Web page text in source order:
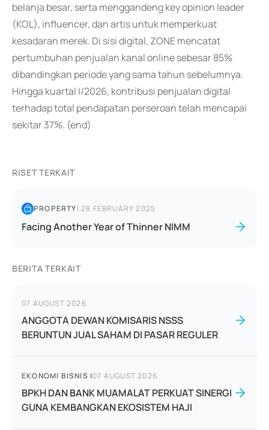
belanja besar, serta menggandeng key opinion leader
(KOL), influencer, dan artis untuk memperkuat
kesadaran merek. Di sisi digital, ZONE mencatat
pertumbuhan penjualan kanal online sebesar 85%
dibandingkan periode yang sama tahun sebelumnya.
Hingga kuartal I/2026, kontribusi penjualan digital
terhadap total pendapatan perseroan telah mencapai
sekitar 37%. (end)
RISET TERKAIT
PROPERTY|28 FEBRUARY 2025
Facing Another Year of Thinner NIMM
BERITA TERKAIT
07 AUGUST 2026
ANGGOTA DEWAN KOMISARIS NSSS
BERUNTUN JUAL SAHAM DI PASAR REGULER
EKONOMI BISNIS |07 AUGUST 2026
BPKH DAN BANK MUAMALAT PERKUAT SINERGI
GUNA KEMBANGKAN EKOSISTEM HAJI